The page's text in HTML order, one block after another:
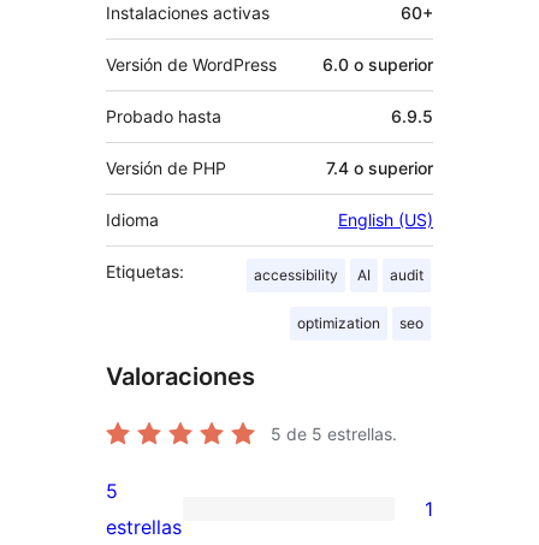
Instalaciones activas 60+
Versión de WordPress 6.0 o superior
Probado hasta 6.9.5
Versión de PHP 7.4 o superior
Idioma English (US)
Etiquetas: accessibility AI audit
optimization seo
Valoraciones
5 de 5 estrellas.
1
5
estrellas
1